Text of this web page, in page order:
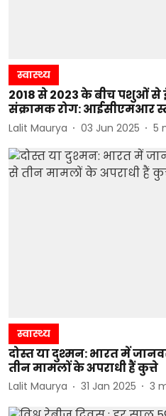
स्वास्थ्य
2018 से 2023 के बीच पशुओं
संक्रामक रोग: आईसीएमआर
Lalit Maurya 03 Jun 2025 5
स्वास्थ्य
दोस्त या दुश्मन: भारत में
तीन मामलों के अपराधी हैं कुत्ते
Lalit Maurya 31 Jan 2025 3